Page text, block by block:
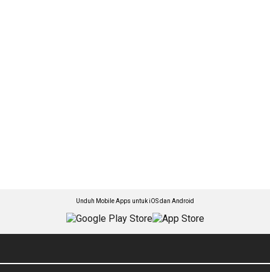
Unduh Mobile Apps untuk iOS dan Android